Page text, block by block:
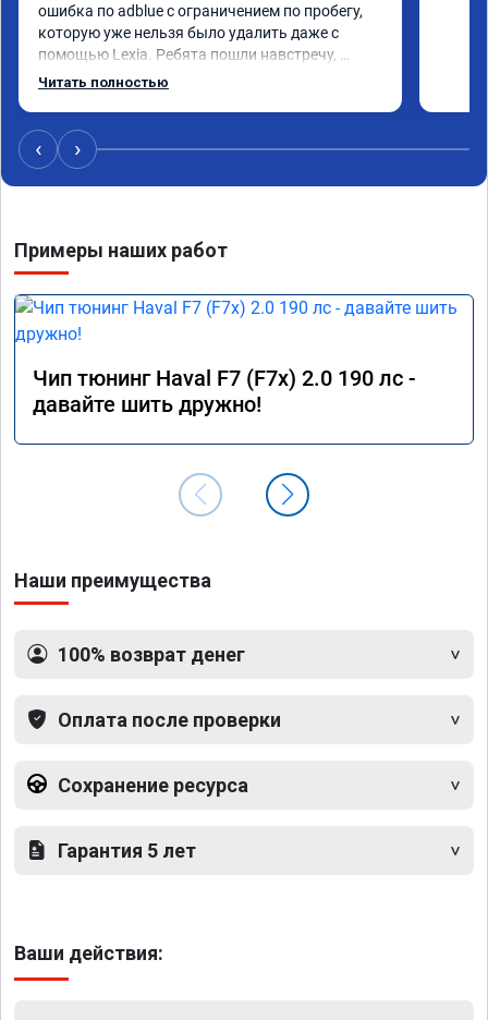
ошибка по adblue с ограничением по пробегу,
которую уже нельзя было удалить даже с
помощью Lexia. Ребята пошли навстречу,
оперативно приняли и за час отшили как
Читать полностью
‹ ›
Примеры наших работ
Чип тюнинг Haval F7 (F7x) 2.0 190 лс -
давайте шить дружно!
Наши преимущества
100% возврат денег
Оплата после проверки
Сохранение ресурса
Гарантия 5 лет
Ваши действия: